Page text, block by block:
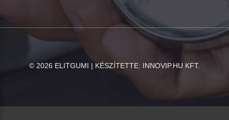
© 2026 ELITGUMI | KÉSZÍTETTE: INNOVIP.HU KFT.